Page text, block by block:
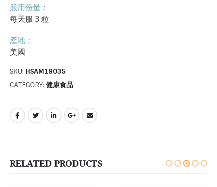
服用份量：
每天服 3 粒
產地：
美國
SKU: HSAM19035
CATEGORY: 健康食品
RELATED PRODUCTS